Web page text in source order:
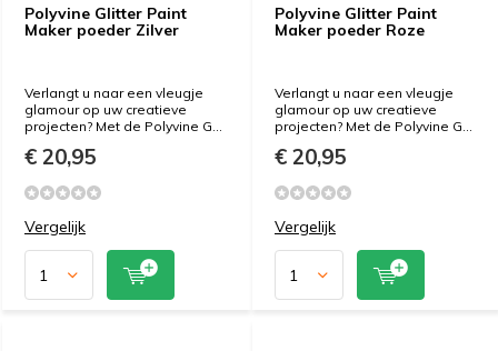
Polyvine Glitter Paint
Maker poeder Zilver
Verlangt u naar een vleugje
glamour op uw creatieve
projecten? Met de Polyvine G...
€ 20,95
Vergelijk
Polyvine Glitter Paint
Maker poeder Roze
Verlangt u naar een vleugje
glamour op uw creatieve
projecten? Met de Polyvine G...
€ 20,95
Vergelijk